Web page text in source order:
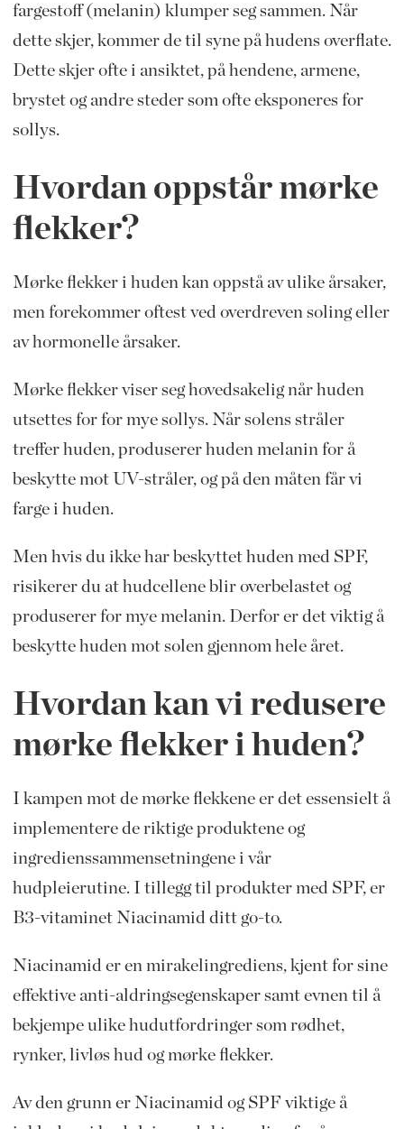
fargestoff (melanin) klumper seg sammen. Når
dette skjer, kommer de til syne på hudens overflate.
Dette skjer ofte i ansiktet, på hendene, armene,
brystet og andre steder som ofte eksponeres for
sollys.
Hvordan oppstår mørke
flekker?
Mørke flekker i huden kan oppstå av ulike årsaker,
men forekommer oftest ved overdreven soling eller
av hormonelle årsaker.
Mørke flekker viser seg hovedsakelig når huden
utsettes for for mye sollys. Når solens stråler
treffer huden, produserer huden melanin for å
beskytte mot UV-stråler, og på den måten får vi
farge i huden.
Men hvis du ikke har beskyttet huden med SPF,
risikerer du at hudcellene blir overbelastet og
produserer for mye melanin. Derfor er det viktig å
beskytte huden mot solen gjennom hele året.
Hvordan kan vi redusere
mørke flekker i huden?
I kampen mot de mørke flekkene er det essensielt å
implementere de riktige produktene og
ingredienssammensetningene i vår
hudpleierutine. I tillegg til produkter med SPF, er
B3-vitaminet Niacinamid ditt go-to.
Niacinamid er en mirakelingrediens, kjent for sine
effektive anti-aldringsegenskaper samt evnen til å
bekjempe ulike hudutfordringer som rødhet,
rynker, livløs hud og mørke flekker.
Av den grunn er Niacinamid og SPF viktige å